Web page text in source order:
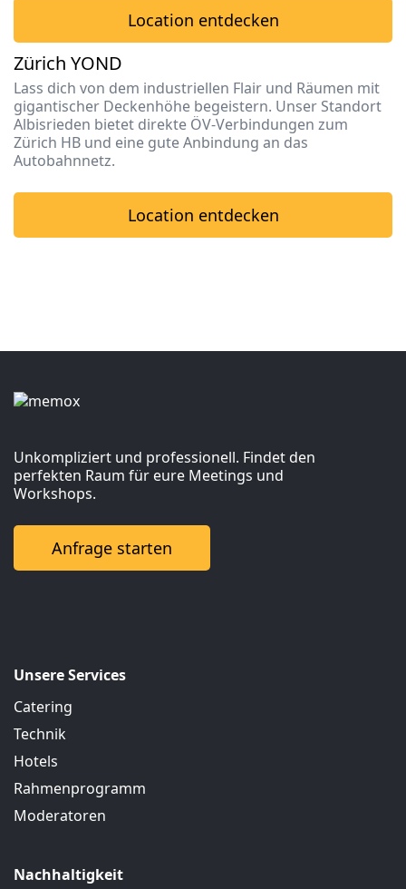
Location entdecken
Zürich YOND
Lass dich von dem industriellen Flair und Räumen mit
gigantischer Deckenhöhe begeistern. Unser Standort
Albisrieden bietet direkte ÖV-Verbindungen zum
Zürich HB und eine gute Anbindung an das
Autobahnnetz.
Location entdecken
Unkompliziert und professionell. Findet den
perfekten Raum für eure Meetings und
Workshops.
Anfrage starten
Unsere Services
Catering
Technik
Hotels
Rahmenprogramm
Moderatoren
Nachhaltigkeit